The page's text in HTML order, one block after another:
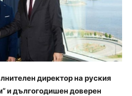
директор на руския
и дългогодишен доверен